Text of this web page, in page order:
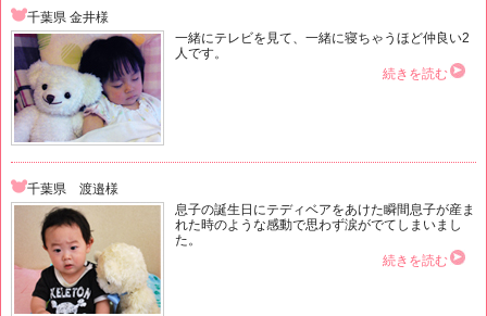
千葉県 金井様
一緒にテレビを見て、一緒に寝ちゃうほど仲良い2
人です。
続きを読む
千葉県 渡邉様
息子の誕生日にテディベアをあけた瞬間息子が産ま
れた時のような感動で思わず涙がでてしまいまし
た。
続きを読む